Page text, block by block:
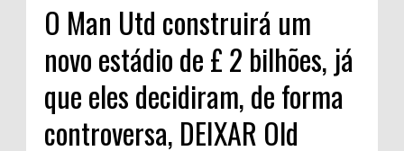
O Man Utd construirá um
novo estádio de £ 2 bilhões, já
que eles decidiram, de forma
controversa, DEIXAR Old